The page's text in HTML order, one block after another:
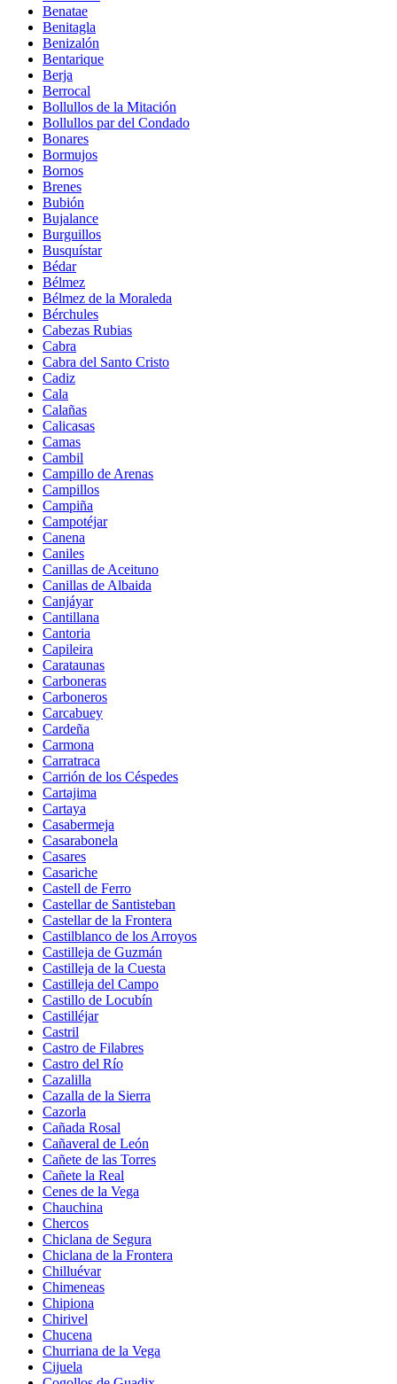
Benatae
Benitagla
Benizalón
Bentarique
Berja
Berrocal
Bollullos de la Mitación
Bollullos par del Condado
Bonares
Bormujos
Bornos
Brenes
Bubión
Bujalance
Burguillos
Busquístar
Bédar
Bélmez
Bélmez de la Moraleda
Bérchules
Cabezas Rubias
Cabra
Cabra del Santo Cristo
Cadiz
Cala
Calañas
Calicasas
Camas
Cambil
Campillo de Arenas
Campillos
Campiña
Campotéjar
Canena
Caniles
Canillas de Aceituno
Canillas de Albaida
Canjáyar
Cantillana
Cantoria
Capileira
Carataunas
Carboneras
Carboneros
Carcabuey
Cardeña
Carmona
Carratraca
Carrión de los Céspedes
Cartajima
Cartaya
Casabermeja
Casarabonela
Casares
Casariche
Castell de Ferro
Castellar de Santisteban
Castellar de la Frontera
Castilblanco de los Arroyos
Castilleja de Guzmán
Castilleja de la Cuesta
Castilleja del Campo
Castillo de Locubín
Castilléjar
Castril
Castro de Filabres
Castro del Río
Cazalilla
Cazalla de la Sierra
Cazorla
Cañada Rosal
Cañaveral de León
Cañete de las Torres
Cañete la Real
Cenes de la Vega
Chauchina
Chercos
Chiclana de Segura
Chiclana de la Frontera
Chilluévar
Chimeneas
Chipiona
Chirivel
Chucena
Churriana de la Vega
Cijuela